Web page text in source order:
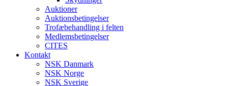
Auktioner
Auktionsbetingelser
Trofæbehandling i felten
Medlemsbetingelser
CITES
Kontakt
NSK Danmark
NSK Norge
NSK Sverige